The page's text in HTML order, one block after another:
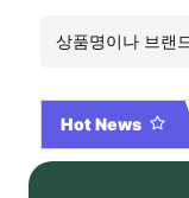
Hot News